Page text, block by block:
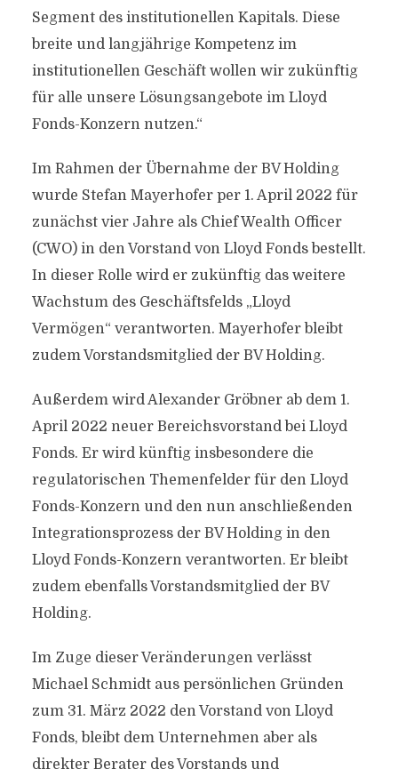
Segment des institutionellen Kapitals. Diese
breite und langjährige Kompetenz im
institutionellen Geschäft wollen wir zukünftig
für alle unsere Lösungsangebote im Lloyd
Fonds-Konzern nutzen.“
Im Rahmen der Übernahme der BV Holding
wurde Stefan Mayerhofer per 1. April 2022 für
zunächst vier Jahre als Chief Wealth Officer
(CWO) in den Vorstand von Lloyd Fonds bestellt.
In dieser Rolle wird er zukünftig das weitere
Wachstum des Geschäftsfelds „Lloyd
Vermögen“ verantworten. Mayerhofer bleibt
zudem Vorstandsmitglied der BV Holding.
Außerdem wird Alexander Gröbner ab dem 1.
April 2022 neuer Bereichsvorstand bei Lloyd
Fonds. Er wird künftig insbesondere die
regulatorischen Themenfelder für den Lloyd
Fonds-Konzern und den nun anschließenden
Integrationsprozess der BV Holding in den
Lloyd Fonds-Konzern verantworten. Er bleibt
zudem ebenfalls Vorstandsmitglied der BV
Holding.
Im Zuge dieser Veränderungen verlässt
Michael Schmidt aus persönlichen Gründen
zum 31. März 2022 den Vorstand von Lloyd
Fonds, bleibt dem Unternehmen aber als
direkter Berater des Vorstands und